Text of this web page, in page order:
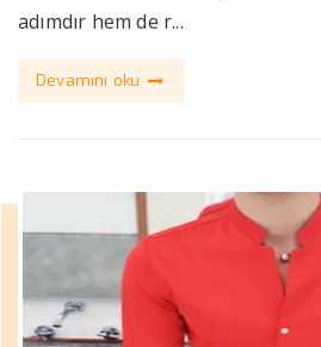
adımdır hem de r...
Devamını oku